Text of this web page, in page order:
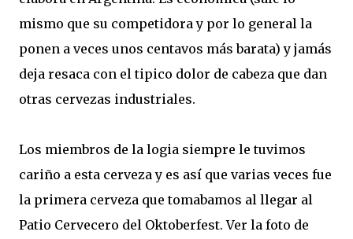
mismo que su competidora y por lo general la
ponen a veces unos centavos más barata) y jamás
deja resaca con el tipico dolor de cabeza que dan
otras cervezas industriales.
Los miembros de la logia siempre le tuvimos
cariño a esta cerveza y es así que varias veces fue
la primera cerveza que tomabamos al llegar al
Patio Cervecero del Oktoberfest. Ver la foto de